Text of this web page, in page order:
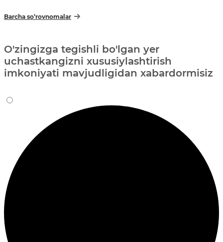
Barcha so‘rovnomalar
O'zingizga tegishli bo'lgan yer
uchastkangizni xususiylashtirish
imkoniyati mavjudligidan xabardormisiz